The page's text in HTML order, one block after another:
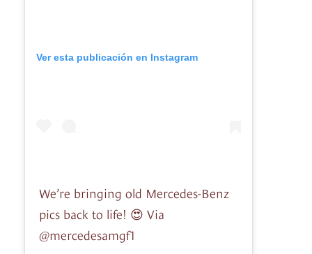
Ver esta publicación en Instagram
We’re bringing old Mercedes-Benz
pics back to life! 😍 Via
@mercedesamgf1